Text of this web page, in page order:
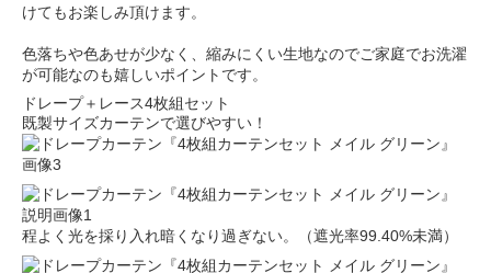
けてもお楽しみ頂けます。
色落ちや色あせが少なく、縮みにくい生地なのでご家庭でお洗濯
が可能なのも嬉しいポイントです。
ドレープ＋レース4枚組セット
既製サイズカーテンで選びやすい！
程よく光を採り入れ暗くなり過ぎない。（遮光率99.40%未満）